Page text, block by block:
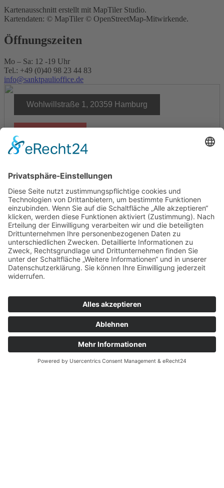
Kartenausschnitt erstellt mit MapTiler Studio.
Kartendaten: © MapTiler © OpenStreetMap-Mitwirkende.
Öffnungszeiten
Mo – Sa: 12 -19 Uhr
Tel.: +49 (0)40 98 23 44 83
info@sanktpaulioffice.de
Wohlwillstraße 1, 20359 Hamburg